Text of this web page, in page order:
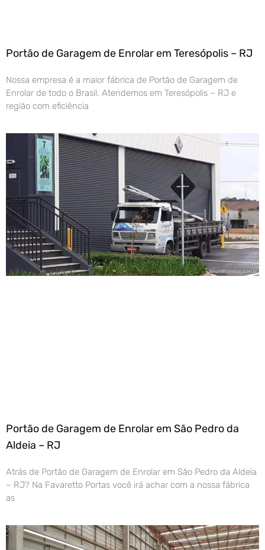
Portão de Garagem de Enrolar em Teresópolis – RJ
Nossa empresa é a maior fábrica de Portão de Garagem de
Enrolar de todo o Brasil. Atendemos em Teresópolis – RJ e
região com eficiência
Portão de Garagem de Enrolar em São Pedro da
Aldeia – RJ
Atrás de Portão de Garagem de Enrolar em São Pedro da Aldeia
– RJ? Na Favaretto Portas você irá achar com a nossa fábrica
as